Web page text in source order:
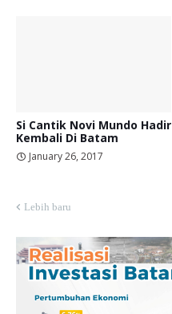
Si Cantik Novi Mundo Hadir
Kembali Di Batam
January 26, 2017
Lebih baru